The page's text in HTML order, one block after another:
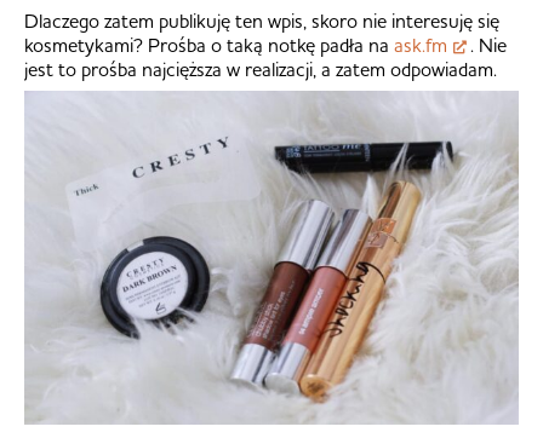
Dlaczego zatem publikuję ten wpis, skoro nie interesuję się
kosmetykami? Prośba o taką notkę padła na ask.fm
. Nie
jest to prośba najcięższa w realizacji, a zatem odpowiadam.